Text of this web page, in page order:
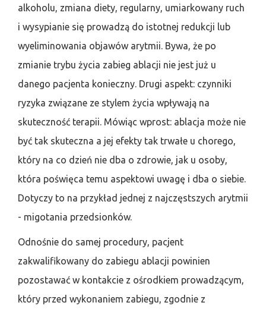
alkoholu, zmiana diety, regularny, umiarkowany ruch
i wysypianie się prowadzą do istotnej redukcji lub
wyeliminowania objawów arytmii. Bywa, że po
zmianie trybu życia zabieg ablacji nie jest już u
danego pacjenta konieczny. Drugi aspekt: czynniki
ryzyka związane ze stylem życia wpływają na
skuteczność terapii. Mówiąc wprost: ablacja może nie
być tak skuteczna a jej efekty tak trwałe u chorego,
który na co dzień nie dba o zdrowie, jak u osoby,
która poświęca temu aspektowi uwagę i dba o siebie.
Dotyczy to na przykład jednej z najczęstszych arytmii
- migotania przedsionków.
Odnośnie do samej procedury, pacjent
zakwalifikowany do zabiegu ablacji powinien
pozostawać w kontakcie z ośrodkiem prowadzącym,
który przed wykonaniem zabiegu, zgodnie z